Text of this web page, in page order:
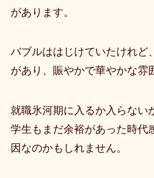
があります。
バブルははじけていたけれど
があり、賑やかで華やかな雰
就職氷河期に入るか入らない
学生もまだ余裕があった時代
因なのかもしれません。